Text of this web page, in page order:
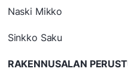
Naski Mikko
Sinkko Saku
RAKENNUSALAN